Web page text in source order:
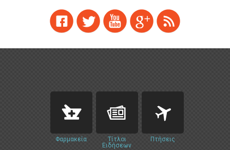
Φαρμακεία
Τίτλοι
Ειδήσεων
Πτήσεις